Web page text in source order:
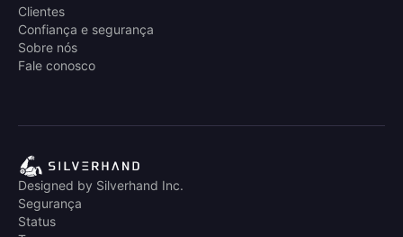
Clientes
Confiança e segurança
Sobre nós
Fale conosco
Designed by Silverhand Inc.
Segurança
Status